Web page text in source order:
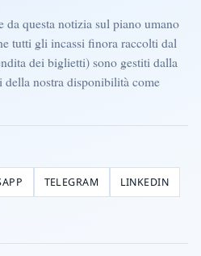
da questa notizia sul piano umano
tutti gli incassi finora raccolti dal
dei biglietti) sono gestiti dalla
nostra disponibilità come
TELEGRAM LINKEDIN